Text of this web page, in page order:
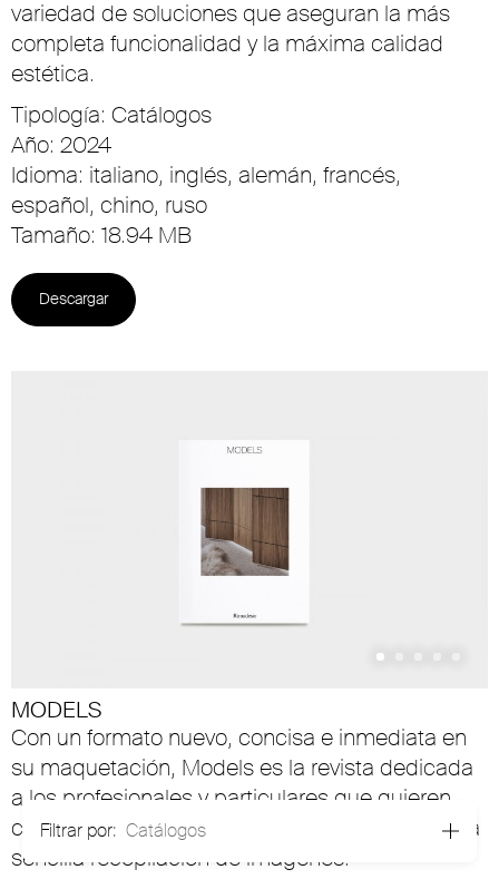
Filtrar por: Catálogos
variedad de soluciones que aseguran la más
completa funcionalidad y la máxima calidad
estética.
Tipología: Catálogos
Año: 2024
Idioma: italiano, inglés, alemán, francés,
español, chino, ruso
Tamaño: 18.94 MB
Descargar
MODELS
Con un formato nuevo, concisa e inmediata en
su maquetación, Models es la revista dedicada
a los profesionales y particulares que quieren
conocer la colección Rimadesio a través de una
sencilla recopilación de imágenes.